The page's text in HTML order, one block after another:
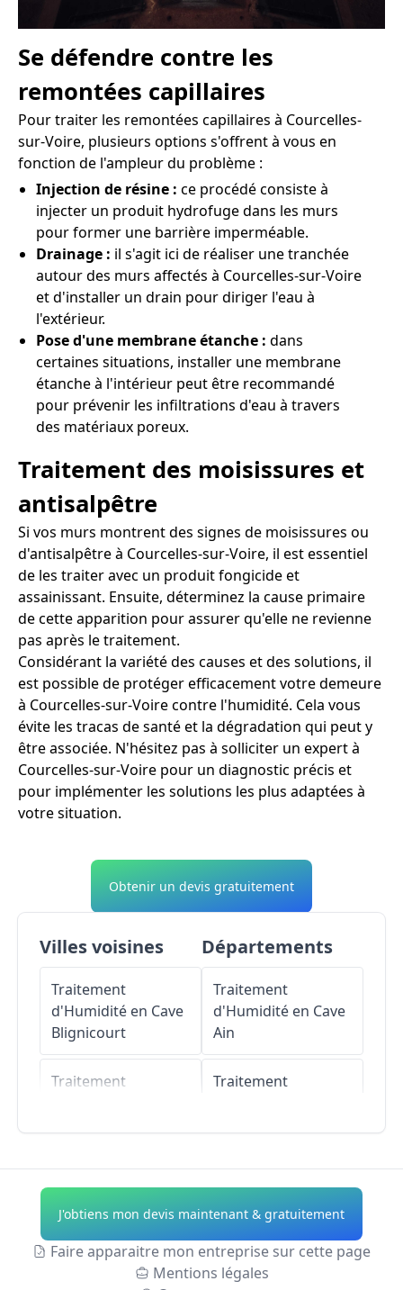
Se défendre contre les
remontées capillaires
Pour traiter les remontées capillaires à Courcelles-
sur-Voire, plusieurs options s'offrent à vous en
fonction de l'ampleur du problème :
Injection de résine : ce procédé consiste à
injecter un produit hydrofuge dans les murs
pour former une barrière imperméable.
Drainage : il s'agit ici de réaliser une tranchée
autour des murs affectés à Courcelles-sur-Voire
et d'installer un drain pour diriger l'eau à
l'extérieur.
Pose d'une membrane étanche : dans
certaines situations, installer une membrane
étanche à l'intérieur peut être recommandé
pour prévenir les infiltrations d'eau à travers
des matériaux poreux.
Traitement des moisissures et
antisalpêtre
Si vos murs montrent des signes de moisissures ou
d'antisalpêtre à Courcelles-sur-Voire, il est essentiel
de les traiter avec un produit fongicide et
assainissant. Ensuite, déterminez la cause primaire
de cette apparition pour assurer qu'elle ne revienne
pas après le traitement.
Considérant la variété des causes et des solutions, il
est possible de protéger efficacement votre demeure
à Courcelles-sur-Voire contre l'humidité. Cela vous
évite les tracas de santé et la dégradation qui peut y
être associée. N'hésitez pas à solliciter un expert à
Courcelles-sur-Voire pour un diagnostic précis et
pour implémenter les solutions les plus adaptées à
votre situation.
Obtenir un devis gratuitement
Villes voisines
Traitement
d'Humidité en Cave
Blignicourt
Traitement
Traitement
Rosnay-l'Hôpital
Traitement
Départements
Traitement
d'Humidité en Cave
Ain
Traitement
Traitement
Allier
Traitement
J'obtiens mon devis maintenant & gratuitement
Faire apparaitre mon entreprise sur cette page
Mentions légales